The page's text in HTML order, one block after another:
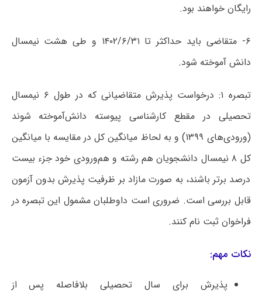
رایگان خواهند بود.
۶- متقاضی باید حداکثر تا ۱۴۰۲/۶/۳۱ و طی هشت نیمسال
دانش آموخته شود.
تبصره‌ ۱: درخواست پذیرش متقاضیانی که در طول ۶ نیمسال
تحصیلی در مقطع کارشناسی پیوسته دانش‌آموخته شوند
(ورودی‌های ۱۳۹۹) و به لحاظ میانگین کل در مقایسه با میانگین
کل ۸ نیمسال دانشجویان هم رشته و هم‌ورودی خود جزء بیست
درصد برتر باشند، به صورت مازاد بر ظرفیت پذیرش بدون آزمون
قابل بررسی است. ضروری است داوطلبان مشمول این تبصره در
فراخوان ثبت نام کنند.
نکات مهم:
پذیرش برای سال تحصیلی بلافاصله پس از